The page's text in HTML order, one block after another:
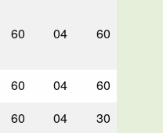
60 04 60
60 04 60
60 04 30